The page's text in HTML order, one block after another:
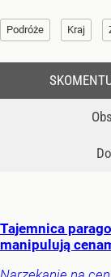
Podróże Kraj
Tajemnica
manipulują